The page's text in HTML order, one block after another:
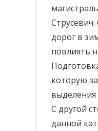
дорог в
повлиять
которую
С другой
данной